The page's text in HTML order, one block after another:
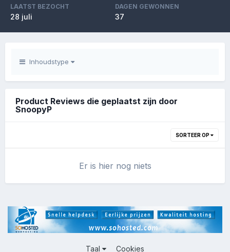
LAATST BEZOCHT
28 juli
DAGEN GEWONNEN
37
Inhoudstype
Product Reviews die geplaatst zijn door
SnoopyP
SORTEER OP
Er is hier nog niets
Taal Cookies